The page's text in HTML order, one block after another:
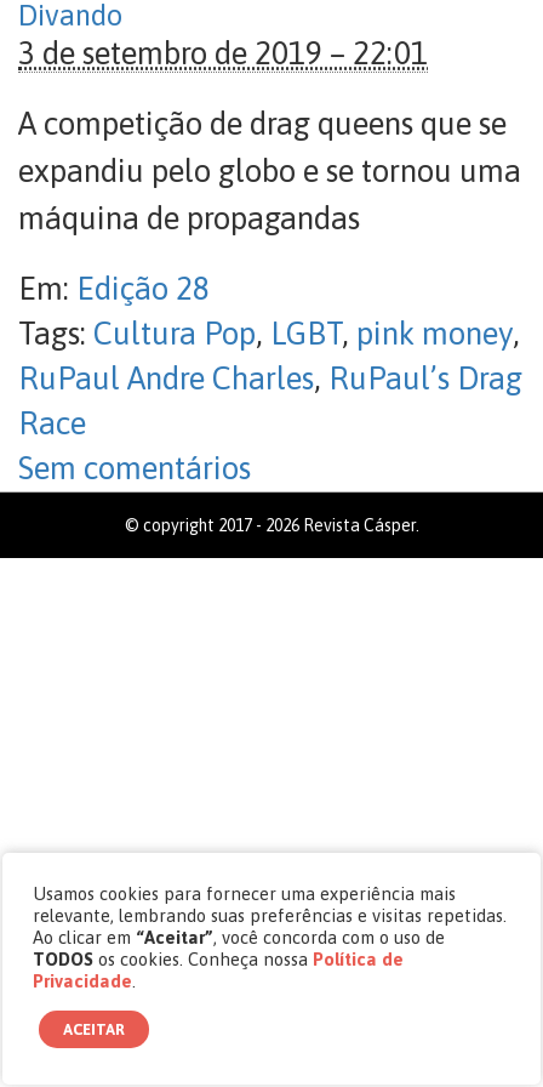
Divando
3 de setembro de 2019 – 22:01
A competição de drag queens que se
expandiu pelo globo e se tornou uma
máquina de propagandas
Em: Edição 28
Tags: Cultura Pop, LGBT, pink money,
RuPaul Andre Charles, RuPaul’s Drag
Race
Sem comentários
© copyright 2017 - 2026 Revista Cásper.
Usamos cookies para fornecer uma experiência mais
relevante, lembrando suas preferências e visitas repetidas.
Ao clicar em “Aceitar”, você concorda com o uso de
TODOS os cookies. Conheça nossa Política de
Privacidade
ACEITAR